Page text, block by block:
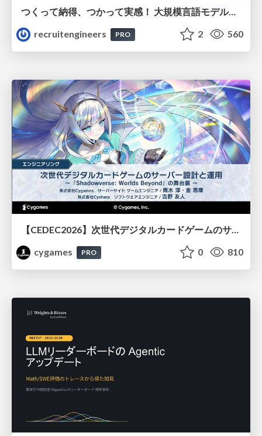
つくって納得、つかって実感！ 大規模言語モデルことはじめ ver2.0
recruitengineers
PRO 2 560
【CEDEC2026】次世代デジタルカードゲームのサーバー設計と運用 〜『Shadowverse: Worlds Beyond』の舞台裏～
cygames
PRO 0 810